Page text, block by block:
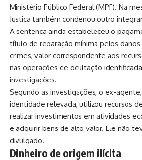
Ministério Público Federal (MPF). Na
Justiça também condenou outro
A sentença ainda estabeleceu o
título de reparação mínima pelos danos
crimes, valor correspondente aos
nas operações de ocultação
investigações.
Segundo as investigações, o ex-
identidade relevada, utilizou recursos
realizar investimentos em atividades
e adquirir bens de alto valor. Ele não
divulgado.
Dinheiro de origem ilícita